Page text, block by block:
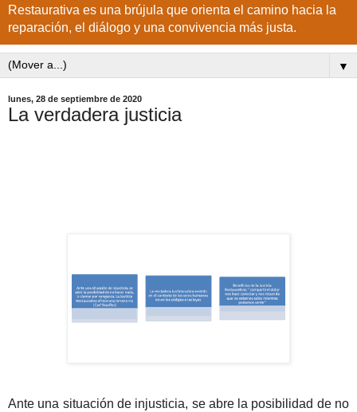
Restaurativa es una brújula que orienta el camino hacia la
reparación, el diálogo y una convivencia más justa.
▼
lunes, 28 de septiembre de 2020
La verdadera justicia
Ante una situación de injusticia, se abre la posibilidad de no